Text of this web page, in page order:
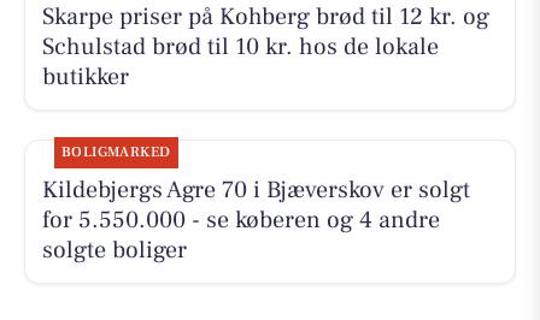
Skarpe priser på Kohberg brød til 12 kr. og
Schulstad brød til 10 kr. hos de lokale
butikker
BOLIGMARKED
Kildebjergs Agre 70 i Bjæverskov er solgt
for 5.550.000 - se køberen og 4 andre
solgte boliger